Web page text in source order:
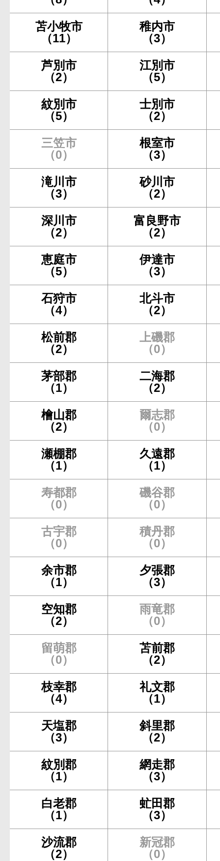
苫小牧市
（11）
稚内市
（3）
芦別市
（2）
江別市
（5）
紋別市
（5）
士別市
（2）
三笠市
（0）
根室市
（3）
滝川市
（3）
砂川市
（2）
深川市
（2）
富良野市
（2）
恵庭市
（5）
伊達市
（3）
石狩市
（4）
北斗市
（2）
松前郡
（2）
上磯郡
（0）
茅部郡
（1）
二海郡
（2）
檜山郡
（2）
爾志郡
（0）
瀬棚郡
（1）
久遠郡
（1）
寿都郡
（0）
磯谷郡
（0）
古宇郡
（0）
積丹郡
（0）
余市郡
（1）
夕張郡
（3）
空知郡
（2）
雨竜郡
（0）
留萌郡
（0）
苫前郡
（2）
枝幸郡
（4）
礼文郡
（1）
天塩郡
（3）
斜里郡
（2）
紋別郡
（1）
網走郡
（3）
白老郡
（1）
虻田郡
（3）
沙流郡
（2）
新冠郡
（0）